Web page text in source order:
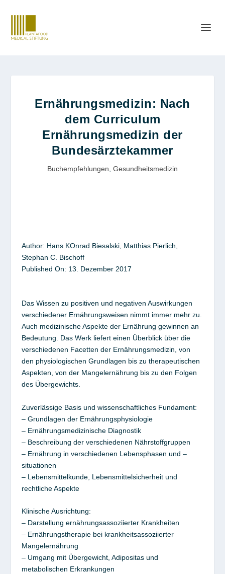
Ernährungsmedizin: Nach
dem Curriculum
Ernährungsmedizin der
Bundesärztekammer
Buchempfehlungen Gesundheitsmedizin
Author: Hans KOnrad Biesalski, Matthias Pierlich,
Stephan C. Bischoff
Published On: 13. Dezember 2017
Das Wissen zu positiven und negativen Auswirkungen
verschiedener Ernährungsweisen nimmt immer mehr zu.
Auch medizinische Aspekte der Ernährung gewinnen an
Bedeutung. Das Werk liefert einen Überblick über die
verschiedenen Facetten der Ernährungsmedizin, von
den physiologischen Grundlagen bis zu therapeutischen
Aspekten, von der Mangelernährung bis zu den Folgen
des Übergewichts.
Zuverlässige Basis und wissenschaftliches Fundament:
– Grundlagen der Ernährungsphysiologie
– Ernährungsmedizinische Diagnostik
– Beschreibung der verschiedenen Nährstoffgruppen
– Ernährung in verschiedenen Lebensphasen und –
situationen
– Lebensmittelkunde, Lebensmittelsicherheit und
rechtliche Aspekte
Klinische Ausrichtung:
– Darstellung ernährungsassoziierter Krankheiten
– Ernährungstherapie bei krankheitsassoziierter
Mangelernährung
– Umgang mit Übergewicht, Adipositas und
metabolischen Erkrankungen